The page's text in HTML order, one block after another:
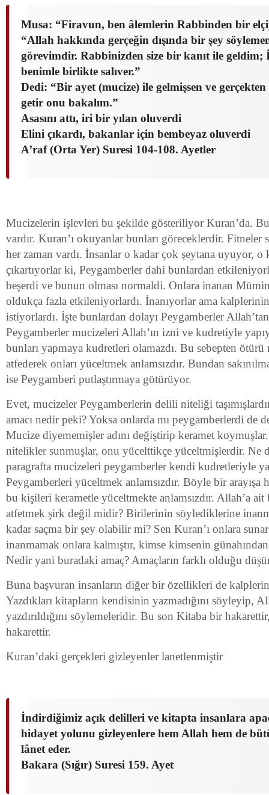
Musa: “Firavun, ben âlemlerin Rabbinden bir
“Allah hakkında gerçeğin dışında bir şey
görevimdir. Rabbinizden size bir kanıt ile geldim;
benimle birlikte salıver.”
Dedi: “Bir ayet (mucize) ile gelmişsen ve
getir onu bakalım.”
Asasını attı, iri bir yılan oluverdi
Elini çıkardı, bakanlar için bembeyaz oluverdi
A’raf (Orta Yer) Suresi 104-108. Ayetler
Mucizelerin işlevleri bu şekilde gösteriliyor Kuran’da.
vardır. Kuran’ı okuyanlar bunları göreceklerdir. Fitneler
her zaman vardı. İnsanlar o kadar çok şeytana uyuyor,
çıkartıyorlar ki, Peygamberler dahi bunlardan
beşerdi ve bunun olması normaldi. Onlara inanan
oldukça fazla etkileniyorlardı. İnanıyorlar ama kalplerinin
istiyorlardı. İşte bunlardan dolayı Peygamberler
Peygamberler mucizeleri Allah’ın izni ve kudretiyle
bunları yapmaya kudretleri olamazdı. Bu sebepten
atfederek onları yüceltmek anlamsızdır. Bundan
ise Peygamberi putlaştırmaya götürüyor.
Evet, mucizeler Peygamberlerin delili niteliği
amacı nedir peki? Yoksa onlarda mı peygamberlerdi de
Mucize diyememişler adını değiştirip keramet
nitelikler sunmuşlar, onu yücelttikçe yüceltmişlerdir. Ne
paragrafta mucizeleri peygamberler kendi kudretleriyle
Peygamberleri yüceltmek anlamsızdır. Böyle bir
bu kişileri kerametle yüceltmekte anlamsızdır. Allah’a
atfetmek şirk değil midir? Birilerinin söylediklerine
kadar saçma bir şey olabilir mi? Sen Kuran’ı onlara
inanmamak onlara kalmıştır, kimse kimsenin
Nedir yani buradaki amaç? Amaçların farklı olduğu
Buna başvuran insanların diğer bir özellikleri de
Yazdıkları kitapların kendisinin yazmadığını söyleyip,
yazdırıldığını söylemeleridir. Bu son Kitaba bir
hakarettir.
Kuran’daki gerçekleri gizleyenler lanetlenmiştir
İndirdiğimiz açık delilleri ve kitapta insanlara
hidayet yolunu gizleyenlere hem Allah hem de
lânet eder.
Bakara (Sığır) Suresi 159. Ayet